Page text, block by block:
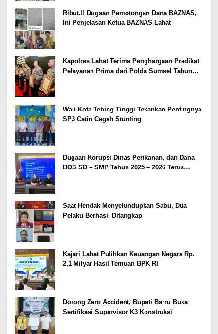
Ribut.!! Dugaan Pemotongan Dana BAZNAS,
Ini Penjelasan Ketua BAZNAS Lahat
Kapolres Lahat Terima Penghargaan Predikat
Pelayanan Prima dari Polda Sumsel Tahun
Wali Kota Tebing Tinggi Tekankan Pentingnya
SP3 Catin Cegah Stunting
Dugaan Korupsi Dinas Perikanan, dan Dana
BOS SD – SMP Tahun 2025 – 2026 Terus
Saat Hendak Menyelundupkan Sabu, Dua
Pelaku Berhasil Ditangkap
Kajari Lahat Pulihkan Keuangan Negara Rp.
2,1 Milyar Hasil Temuan BPK RI
Dorong Zero Accident, Bupati Barru Buka
Sertifikasi Supervisor K3 Konstruksi